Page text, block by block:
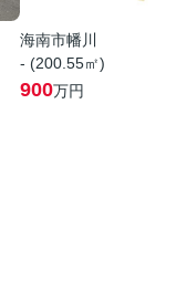
海南市幡川
- (200.55㎡)
900万円